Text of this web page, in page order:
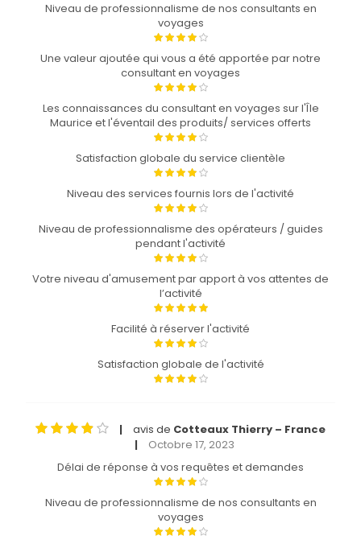
Niveau de professionnalisme de nos consultants en
voyages
Une valeur ajoutée qui vous a été apportée par notre
consultant en voyages
Les connaissances du consultant en voyages sur l'Île
Maurice et l'éventail des produits/ services offerts
Satisfaction globale du service clientèle
Niveau des services fournis lors de l'activité
Niveau de professionnalisme des opérateurs / guides
pendant l'activité
Votre niveau d'amusement par apport à vos attentes de
l’activité
Facilité à réserver l'activité
Satisfaction globale de l'activité
| avis de Cotteaux Thierry – France
|
Octobre 17, 2023
Délai de réponse à vos requêtes et demandes
Niveau de professionnalisme de nos consultants en
voyages